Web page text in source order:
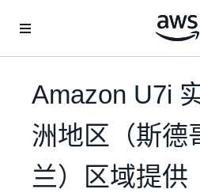
Amazon U7i
洲地区（斯德
兰）区域提供